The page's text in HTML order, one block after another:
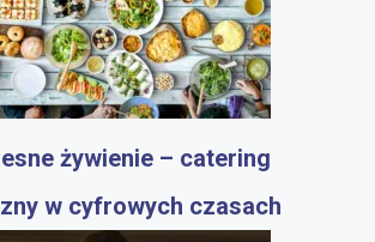
żywienie – catering
w cyfrowych czasach